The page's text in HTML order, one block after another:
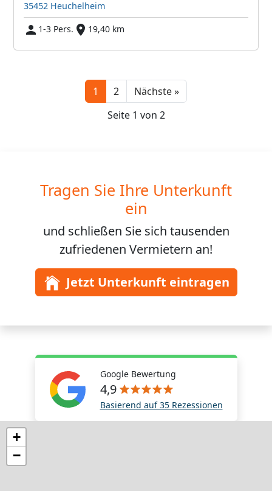
35452 Heuchelheim
1-3 Pers.
19,40 km
1 2 Nächste »Next
Seite 1 von 2
Tragen Sie Ihre Unterkunft
ein
und schließen Sie sich tausenden
zufriedenen Vermietern an!
Jetzt Unterkunft eintragen
Google Bewertung
4,9
Basierend auf 35 Rezessionen
+
−